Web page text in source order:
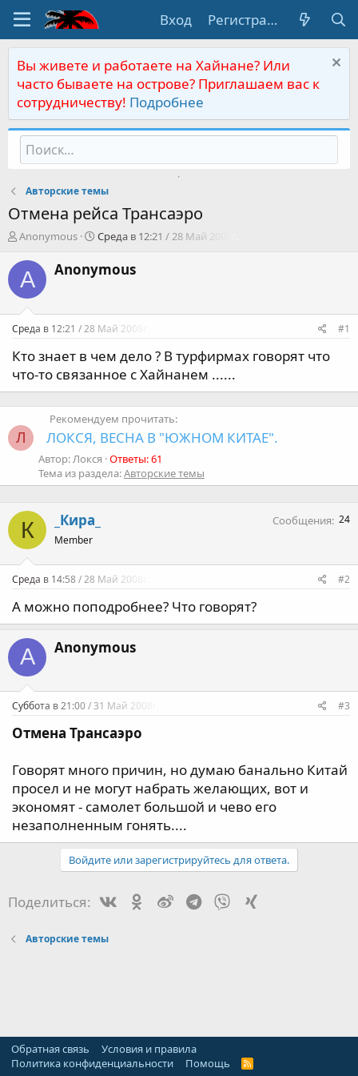
Вход Регистрация
Вы живете и работаете на Хайнане? Или
часто бываете на острове? Приглашаем вас к
сотрудничеству! Подробнее
Авторские темы
Отмена рейса Трансаэро
А
т
о
р
м
ы
Anonymous
Д
т
а
ч
а
л
а
Среда в 12:21 / 28 Май 2008г.
A Anonymous
Среда в 12:21 / 28 Май 2008г. #1
Кто знает в чем дело ? В турфирмах говорят что
что-то связанное с Хайнанем ......
Л
Рекомендуем прочитать:
ЛОКСЯ, ВЕСНА В "ЮЖНОМ КИТАЕ".
Автор: Локся Ответы: 61
Тема из раздела:Авторские темы
К _Кира_
Member
Сообщения 24
Среда в 14:58 / 28 Май 2008г. #2
А можно поподробнее? Что говорят?
A Anonymous
Суббота в 21:00 / 31 Май 2008г. #3
Отмена Трансаэро
Говорят много причин, но думаю банально Китай
просел и не могут набрать желающих, вот и
экономят - самолет большой и чево его
незаполненным гонять....
Войдите или зарегистрируйтесь для ответа.
Поделиться: Vk Ok WeiboTelegram
Viber
Авторские темы
Обратная связь
Условия и правила
Политика конфиденциальности
Помощь
R